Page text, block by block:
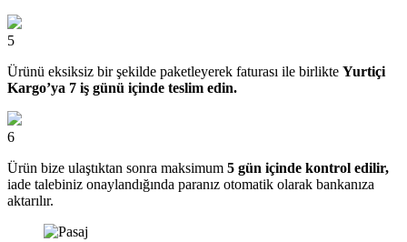
5
Ürünü eksiksiz bir şekilde paketleyerek faturası ile birlikte Yurtiçi
Kargo’ya 7 iş günü içinde teslim edin.
6
Ürün bize ulaştıktan sonra maksimum 5 gün içinde kontrol edilir,
iade talebiniz onaylandığında paranız otomatik olarak bankanıza
aktarılır.